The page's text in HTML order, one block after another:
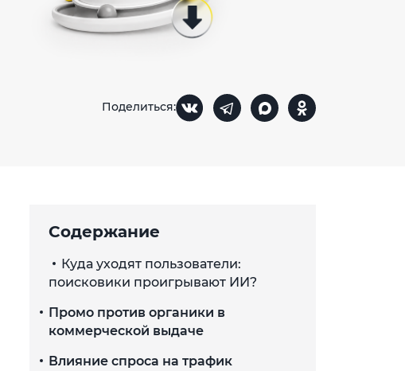
Поделиться:
Содержание
Куда уходят пользователи:
поисковики проигрывают ИИ?
Промо против органики в
коммерческой выдаче
Влияние спроса на трафик